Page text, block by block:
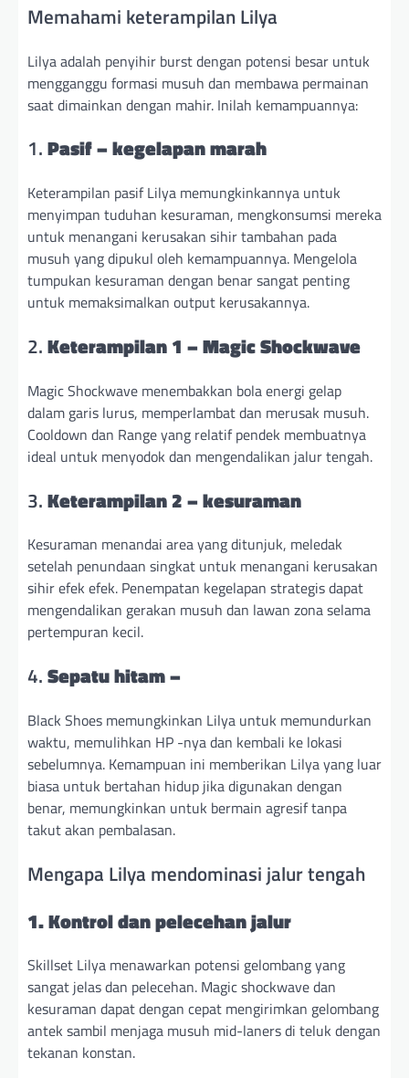
Memahami keterampilan Lilya
Lilya adalah penyihir burst dengan potensi besar untuk
mengganggu formasi musuh dan membawa permainan
saat dimainkan dengan mahir. Inilah kemampuannya:
1.Pasif – kegelapan marah
Keterampilan pasif Lilya memungkinkannya untuk
menyimpan tuduhan kesuraman, mengkonsumsi mereka
untuk menangani kerusakan sihir tambahan pada
musuh yang dipukul oleh kemampuannya. Mengelola
tumpukan kesuraman dengan benar sangat penting
untuk memaksimalkan output kerusakannya.
2.Keterampilan 1 – Magic Shockwave
Magic Shockwave menembakkan bola energi gelap
dalam garis lurus, memperlambat dan merusak musuh.
Cooldown dan Range yang relatif pendek membuatnya
ideal untuk menyodok dan mengendalikan jalur tengah.
3.Keterampilan 2 – kesuraman
Kesuraman menandai area yang ditunjuk, meledak
setelah penundaan singkat untuk menangani kerusakan
sihir efek efek. Penempatan kegelapan strategis dapat
mengendalikan gerakan musuh dan lawan zona selama
pertempuran kecil.
4.Sepatu hitam –
Black Shoes memungkinkan Lilya untuk memundurkan
waktu, memulihkan HP -nya dan kembali ke lokasi
sebelumnya. Kemampuan ini memberikan Lilya yang luar
biasa untuk bertahan hidup jika digunakan dengan
benar, memungkinkan untuk bermain agresif tanpa
takut akan pembalasan.
Mengapa Lilya mendominasi jalur tengah
1. Kontrol dan pelecehan jalur
Skillset Lilya menawarkan potensi gelombang yang
sangat jelas dan pelecehan. Magic shockwave dan
kesuraman dapat dengan cepat mengirimkan gelombang
antek sambil menjaga musuh mid-laners di teluk dengan
tekanan konstan.